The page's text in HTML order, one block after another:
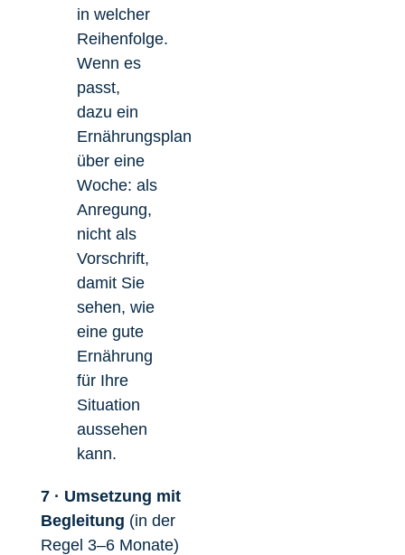
in welcher
Reihenfolge.
Wenn es
passt,
dazu ein
Ernährungsplan
über eine
Woche: als
Anregung,
nicht als
Vorschrift,
damit Sie
sehen, wie
eine gute
Ernährung
für Ihre
Situation
aussehen
kann.
7 · Umsetzung mit
Begleitung (in der
Regel 3–6 Monate)